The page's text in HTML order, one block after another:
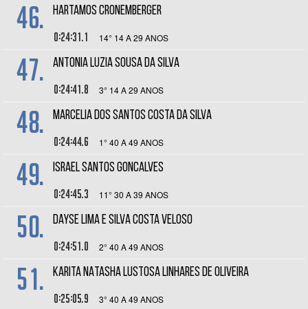
46. HARTAMOS CRONEMBERGER
0:24:31.1 14° 14 A 29 ANOS
47. ANTONIA LUZIA SOUSA DA SILVA
0:24:41.8 3° 14 A 29 ANOS
48. MARCELIA DOS SANTOS COSTA DA SILVA
0:24:44.6 1° 40 A 49 ANOS
49. ISRAEL SANTOS GONCALVES
0:24:45.3 11° 30 A 39 ANOS
50. DAYSE LIMA E SILVA COSTA VELOSO
0:24:51.0 2° 40 A 49 ANOS
51. KARITA NATASHA LUSTOSA LINHARES DE OLIVEIRA
0:25:05.9 3° 40 A 49 ANOS